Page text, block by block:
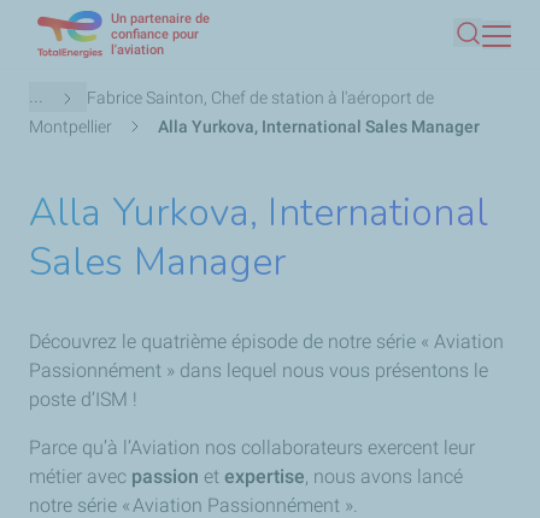
contenu
principal
Un partenaire de
confiance pour
l'aviation
Fil
d'Ariane
...
Fabrice Sainton, Chef de station à l'aéroport de
Montpellier
Alla Yurkova, International Sales Manager
Alla Yurkova, International
Sales Manager
Découvrez le quatrième épisode de notre série « Aviation
Passionnément » dans lequel nous vous présentons le
poste d’ISM !
Parce qu’à l’Aviation nos collaborateurs exercent leur
métier avec passion et expertise, nous avons lancé
notre série « Aviation Passionnément ».